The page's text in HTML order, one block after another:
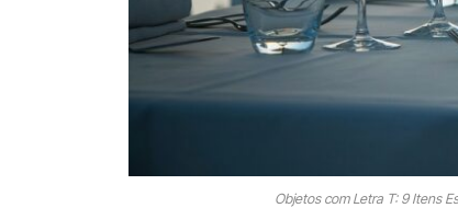
Objetos com Letra T: 9 Itens